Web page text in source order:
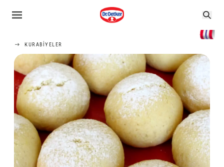
KURABIYELER